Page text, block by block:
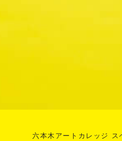
六本木アートカレッジ ス